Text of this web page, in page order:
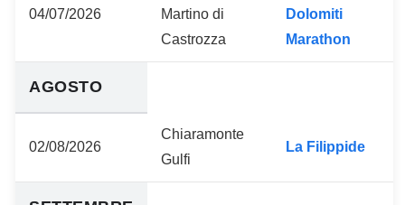
04/07/2026
Martino di
Castrozza
Dolomiti
Marathon
AGOSTO
02/08/2026
Chiaramonte
Gulfi
La Filippide